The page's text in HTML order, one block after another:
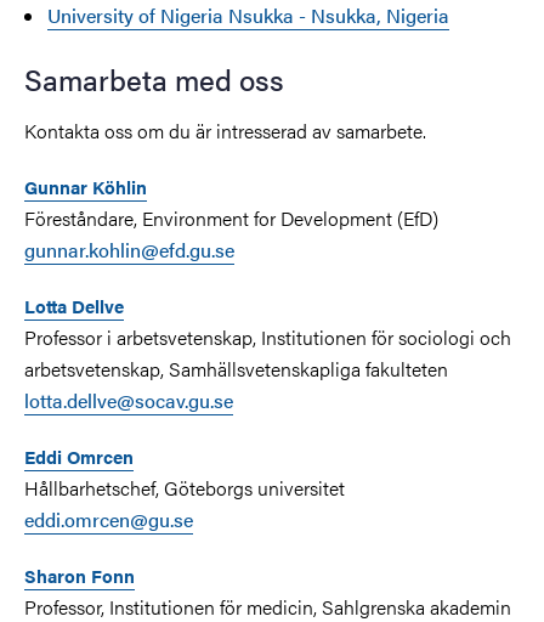
University of Nigeria Nsukka - Nsukka, Nigeria
Samarbeta med oss
Kontakta oss om du är intresserad av samarbete.
Gunnar Köhlin
Föreståndare, Environment for Development (EfD)
gunnar.kohlin@efd.gu.se
Lotta Dellve
Professor i arbetsvetenskap, Institutionen för sociologi och
arbetsvetenskap, Samhällsvetenskapliga fakulteten
lotta.dellve@socav.gu.se
Eddi Omrcen
Hållbarhetschef, Göteborgs universitet
eddi.omrcen@gu.se
Sharon Fonn
Professor, Institutionen för medicin, Sahlgrenska akademin